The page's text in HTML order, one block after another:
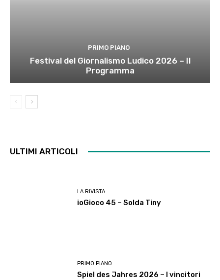
PRIMO PIANO
Festival del Giornalismo Ludico 2026 – Il
Programma
ULTIMI ARTICOLI
LA RIVISTA
ioGioco 45 – Solda Tiny
PRIMO PIANO
Spiel des Jahres 2026 – I vincitori